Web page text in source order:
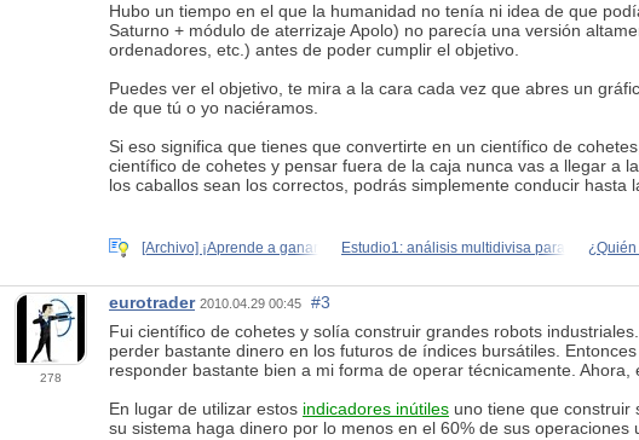
Hubo un tiempo en el que la humanidad no tenía ni idea de que
Saturno + módulo de aterrizaje Apolo) no parecía una versión
ordenadores, etc.) antes de poder cumplir el objetivo.
Puedes ver el objetivo, te mira a la cara cada vez que abres un
de que tú o yo naciéramos.
Si eso significa que tienes que convertirte en un científico de
científico de cohetes y pensar fuera de la caja nunca vas a llegar a
los caballos sean los correctos, podrás simplemente conducir hasta
[Archivo] ¡Aprende a ganar Estudio1: análisis multidivisa para ¿Quién
278
eurotrader 2010.04.29 00:45
#3
Fui científico de cohetes y solía construir grandes robots
perder bastante dinero en los futuros de índices bursátiles.
responder bastante bien a mi forma de operar técnicamente.
En lugar de utilizar estos indicadores inútiles uno tiene que construir
su sistema haga dinero por lo menos en el 60% de sus operaciones